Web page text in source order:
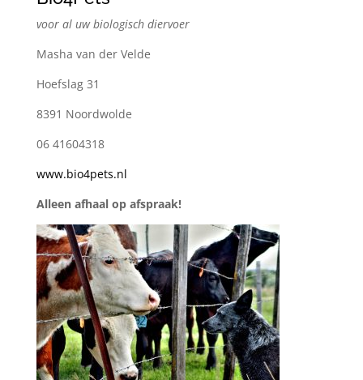
voor al uw biologisch diervoer
Masha van der Velde
Hoefslag 31
8391 Noordwolde
06 41604318
www.bio4pets.nl
Alleen afhaal op afspraak!